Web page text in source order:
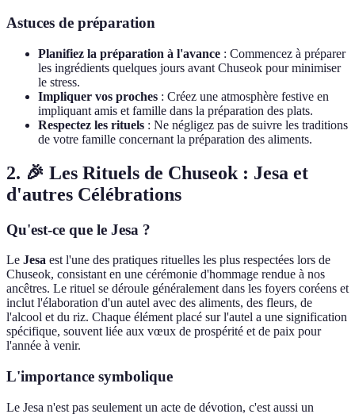
Astuces de préparation
Planifiez la préparation à l'avance : Commencez à préparer
les ingrédients quelques jours avant Chuseok pour minimiser
le stress.
Impliquer vos proches : Créez une atmosphère festive en
impliquant amis et famille dans la préparation des plats.
Respectez les rituels : Ne négligez pas de suivre les traditions
de votre famille concernant la préparation des aliments.
2. 🎉 Les Rituels de Chuseok : Jesa et
d'autres Célébrations
Qu'est-ce que le Jesa ?
Le Jesa est l'une des pratiques rituelles les plus respectées lors de
Chuseok, consistant en une cérémonie d'hommage rendue à nos
ancêtres. Le rituel se déroule généralement dans les foyers coréens et
inclut l'élaboration d'un autel avec des aliments, des fleurs, de
l'alcool et du riz. Chaque élément placé sur l'autel a une signification
spécifique, souvent liée aux vœux de prospérité et de paix pour
l'année à venir.
L'importance symbolique
Le Jesa n'est pas seulement un acte de dévotion, c'est aussi un